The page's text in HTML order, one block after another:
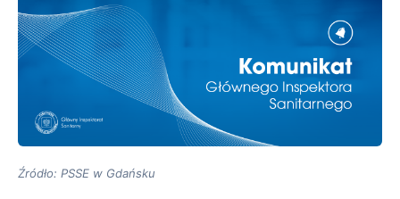
Źródło: PSSE w Gdańsku